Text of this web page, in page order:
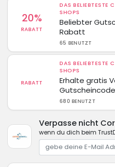
20%
RABATT
DAS BELIEBTESTE
SHOPS
Beliebter
Rabatt
65 BENUTZT
RABATT
DAS BELIEBTESTE
SHOPS
Erhalte gratis
Gutscheincode
680 BENUTZT
Verpasse nicht
wenn du dich beim